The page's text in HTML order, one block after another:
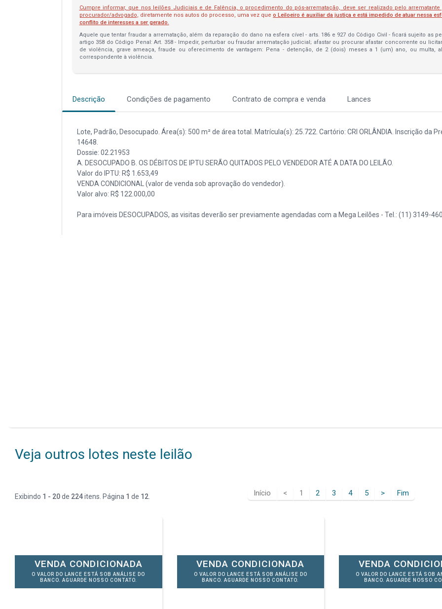
Cumpre informar, que nos leilões Judiciais e de Falência, o procedimento do pós-arrematação, deve ser realizado pelo
procurador/advogado, diretamente nos autos do processo, uma vez queo Leiloeiro é auxiliar da justiça e está impedido de atuar nessa
conflito de interesses a ser gerado.
Aquele que tentar fraudar a arrematação, além da reparação do dano na esfera cível - arts. 186 e 927 do Código Civil - ficará sujeito as
artigo 358 do Código Penal: Art. 358 - Impedir, perturbar ou fraudar arrematação judicial; afastar ou procurar afastar concorrente ou
de violência, grave ameaça, fraude ou oferecimento de vantagem: Pena - detenção, de 2 (dois) meses a 1 (um) ano, ou multa,
correspondente à violência.
Descrição Condições de pagamento Contrato de compra e venda Lances
Lote, Padrão, Desocupado. Área(s): 500 m² de área total. Matrícula(s): 25.722. Cartório: CRI ORLÂNDIA. Inscrição da
14648.
Dossie: 02.21953
A. DESOCUPADO B. OS DÉBITOS DE IPTU SERÃO QUITADOS PELO VENDEDOR ATÉ A DATA DO LEILÃO.
Valor do IPTU: R$ 1.653,49
VENDA CONDICIONAL (valor de venda sob aprovação do vendedor).
Valor alvo: R$ 122.000,00
Para imóveis DESOCUPADOS, as visitas deverão ser previamente agendadas com a Mega Leilões - Tel.: (11) 3149-
Veja outros lotes neste leilão
Exibindo 1 - 20de 224itens. Página 1 de 12 Início < 1 2 3 4 5 > Fim
VENDA CONDICIONADA
O VALOR DO LANCE ESTÁ SOB ANÁLISE DO
BANCO. AGUARDE NOSSO CONTATO.
VENDA CONDICIONADA
O VALOR DO LANCE ESTÁ SOB ANÁLISE DO
BANCO. AGUARDE NOSSO CONTATO.
VENDA
O VALOR DO LANCE ESTÁ SOB
BANCO. AGUARDE NOSSO